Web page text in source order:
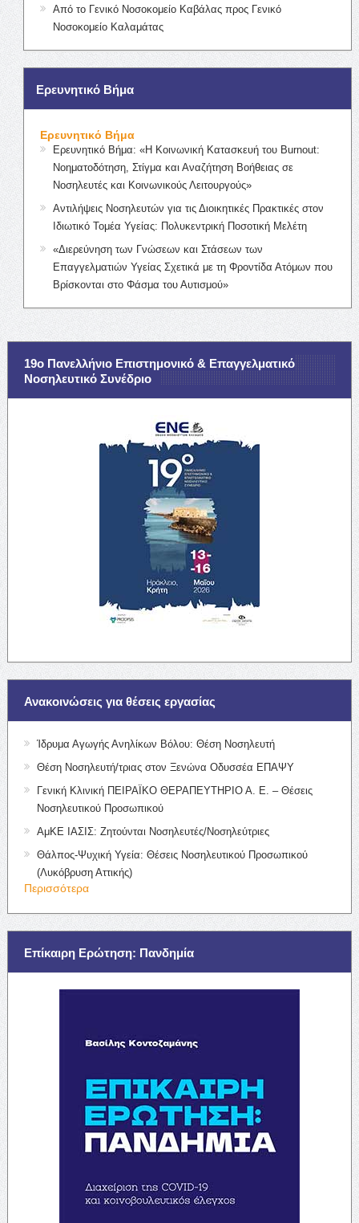
Από το Γενικό Νοσοκομείο Καβάλας προς Γενικό
Νοσοκομείο Καλαμάτας
Ερευνητικό Βήμα
Ερευνητικό Βήμα
Ερευνητικό Βήμα: «Η Κοινωνική Κατασκευή του Burnout:
Νοηματοδότηση, Στίγμα και Αναζήτηση Βοήθειας σε
Νοσηλευτές και Κοινωνικούς Λειτουργούς»
Αντιλήψεις Νοσηλευτών για τις Διοικητικές Πρακτικές στον
Ιδιωτικό Τομέα Υγείας: Πολυκεντρική Ποσοτική Μελέτη
«Διερεύνηση των Γνώσεων και Στάσεων των
Επαγγελματιών Υγείας Σχετικά με τη Φροντίδα Ατόμων που
Βρίσκονται στο Φάσμα του Αυτισμού»
19ο Πανελλήνιο Επιστημονικό & Επαγγελματικό
Νοσηλευτικό Συνέδριο
Ανακοινώσεις για θέσεις εργασίας
Ίδρυμα Αγωγής Ανηλίκων Βόλου: Θέση Νοσηλευτή
Θέση Νοσηλευτή/τριας στον Ξενώνα Οδυσσέα ΕΠΑΨΥ
Γενική Κλινική ΠΕΙΡΑΪΚΟ ΘΕΡΑΠΕΥΤΗΡΙΟ Α. Ε. – Θέσεις
Νοσηλευτικού Προσωπικού
ΑμΚΕ ΙΑΣΙΣ: Ζητούνται Νοσηλευτές/Νοσηλεύτριες
Θάλπος-Ψυχική Υγεία: Θέσεις Νοσηλευτικού Προσωπικού
(Λυκόβρυση Αττικής)
Περισσότερα
Επίκαιρη Ερώτηση: Πανδημία